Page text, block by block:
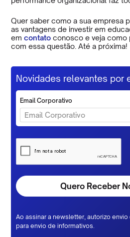
Quer saber como a sua empresa
as vantagens de investir em
em contato conosco e veja como
com essa questão. Até a próxima!
Novidades relevantes por
Email Corporativo
Ao assinar a newsletter, autorizo
para envio de informativos.